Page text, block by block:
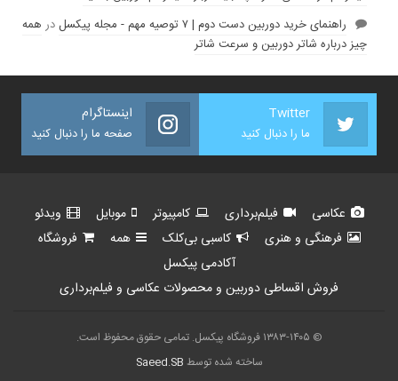
راهنمای خرید دوربین دست دوم | ۷ توصیه مهم - مجله پیکسل
در همه
چیز درباره شاتر دوربین و سرعت شاتر
Twitter
ما را دنبال کنید
اینستاگرام
صفحه ما را دنبال کنید
عکاسی فیلم‌برداری کامپیوتر موبایل
ویدئو
فرهنگی و هنری
کاسبی بی‌کلک همه
فروشگاه
آکادمی پیکسل
فروش اقساطی دوربین و محصولات عکاسی و فیلم‌برداری
© ۱۳۸۳-۱۴۰۵ فروشگاه پیکسل. تمامی حقوق محفوظ است.
ساخته شده توسط Saeed.SB